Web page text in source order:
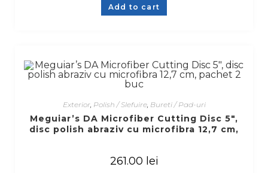
Add to cart
Exterior, Polish / Slefuire, Bureti / Pad-uri
Meguiar’s DA Microfiber Cutting Disc 5″,
disc polish abraziv cu microfibra 12,7 cm,
261.00 lei